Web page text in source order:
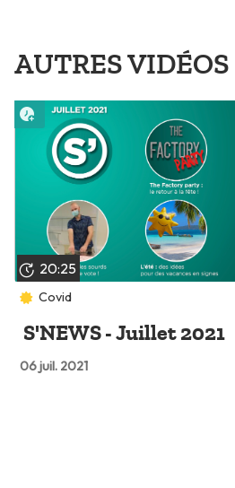
AUTRES VIDÉOS
20:25
Covid
S'NEWS - Juillet 2021
06 juil. 2021
Lire plus tard